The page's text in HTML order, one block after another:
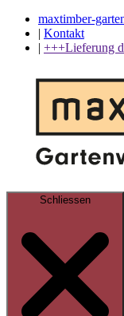
maxtimber-
| Kontakt
| +++Lieferung
Schliessen